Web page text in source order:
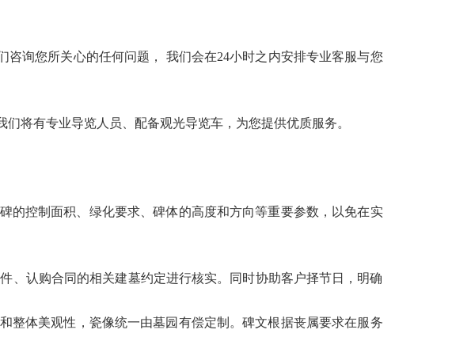
询您所关心的任何问题， 我们会在24小时之内安排专业客服与您
将有专业导览人员、配备观光导览车，为您提供优质服务。
控制面积、绿化要求、碑体的高度和方向等重要参数，以免在实
认购合同的相关建墓约定进行核实。同时协助客户择节日，明确
体美观性，瓷像统一由墓园有偿定制。碑文根据丧属要求在服务